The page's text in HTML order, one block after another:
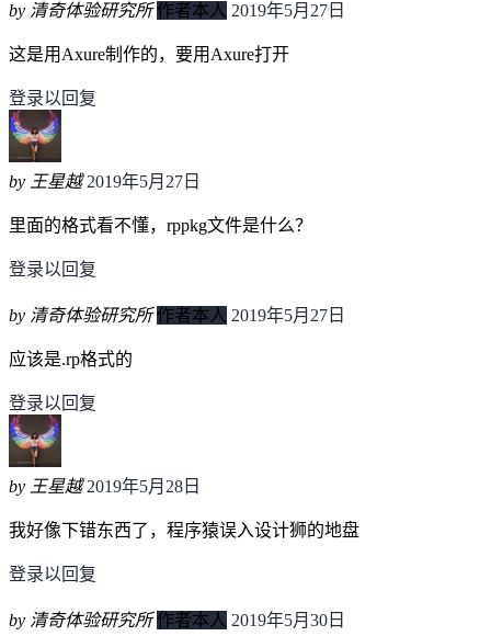
by 清奇体验研究所 作者本人 2019年5月27日
这是用Axure制作的，要用Axure打开
登录以回复
by 王星越 2019年5月27日
里面的格式看不懂，rppkg文件是什么？
登录以回复
by 清奇体验研究所 作者本人 2019年5月27日
应该是.rp格式的
登录以回复
by 王星越 2019年5月28日
我好像下错东西了，程序猿误入设计狮的地盘
登录以回复
by 清奇体验研究所 作者本人 2019年5月30日